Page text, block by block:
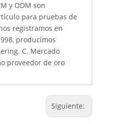
y ODM son
para pruebas de
registramos en
producimos
C. Mercado
proveedor de oro
Siguiente: